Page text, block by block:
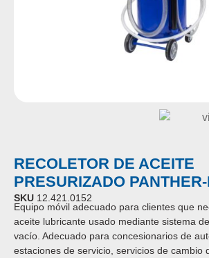
RECOLETOR DE ACEITE
PRESURIZADO
SKU 12.421.0152
Equipo móvil adecuado para clientes que
aceite lubricante usado mediante sistema
vacío. Adecuado para concesionarios de
estaciones de servicio, servicios de cambio